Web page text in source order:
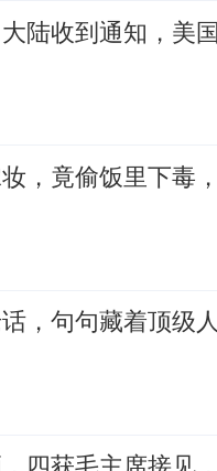
陆收到通知，美
，竟偷饭里下毒
，句句藏着顶级